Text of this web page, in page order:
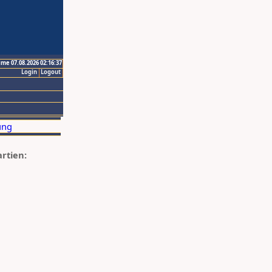
07.08.2026 02:16:37
Logout
Login